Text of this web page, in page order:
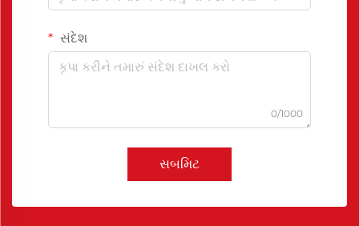
સંદેશ
0/1000
સબમિટ